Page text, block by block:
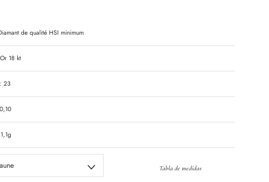
de qualité HSI minimum
18 kt
23
Tabla de medidas